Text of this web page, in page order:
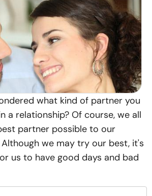
what kind of partner you
a relationship? Of course, we all
partner possible to our
we may try our best, it's
us to have good days and bad